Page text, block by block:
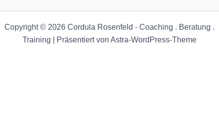
Copyright © 2026 Cordula Rosenfeld - Coaching . Beratung .
Training | Präsentiert von Astra-WordPress-Theme